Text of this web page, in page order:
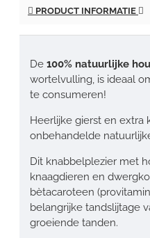
PRODUCT INFORMATIE
De 100% natuurlijke
wortelvulling, is ideaal
te consumeren!
Heerlijke gierst en extra
onbehandelde
Dit knabbelplezier met
knaagdieren en
bètacaroteen
belangrijke tandslijtage
groeiende tanden.